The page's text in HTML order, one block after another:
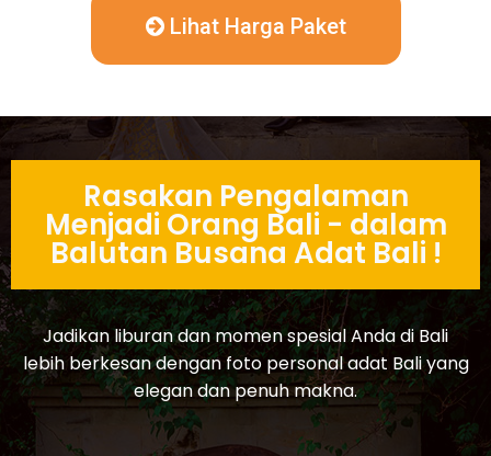
Lihat Harga Paket
Rasakan Pengalaman
Menjadi Orang Bali - dalam
Balutan Busana Adat Bali !
Jadikan liburan dan momen spesial Anda di Bali
lebih berkesan dengan foto personal adat Bali yang
elegan dan penuh makna.